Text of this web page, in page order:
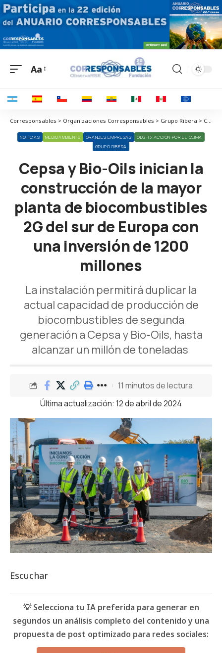
Aa
Corresponsables > Organizaciones Corresponsables > Grupo Ribera > Cepsa y Bio-Oils inician la construcción de la mayor planta de biocombustibles 2G del sur de Europa con una inversión de 1200 millones
NOTICIAS MEDIOAMBIENTE GRANDES EMPRESAS
ODS 13 ACCIÓN POR EL CLIMA
GRUPO RIBERA
Cepsa y Bio-Oils inician la
construcción de la mayor
planta de biocombustibles
2G del sur de Europa con
una inversión de 1200
millones
La instalación permitirá duplicar la
actual capacidad de producción de
biocombustibles de segunda
generación a Cepsa y Bio-Oils, hasta
alcanzar un millón de toneladas
Última actualización: 12 de abril de 2024
11 minutos de lectura
Escuchar
💡 Selecciona tu IA preferida para generar en
segundos un análisis completo del contenido y una
propuesta de post optimizado para redes sociales: